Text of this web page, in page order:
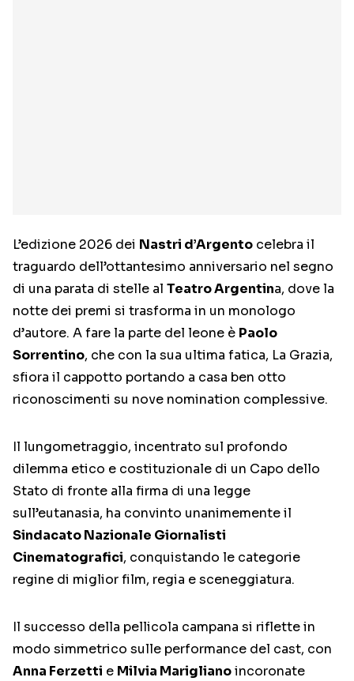
L’edizione 2026 dei Nastri d’Argento celebra il
traguardo dell’ottantesimo anniversario nel segno
di una parata di stelle al Teatro Argentina, dove la
notte dei premi si trasforma in un monologo
d’autore. A fare la parte del leone è Paolo
Sorrentino, che con la sua ultima fatica, La Grazia,
sfiora il cappotto portando a casa ben otto
riconoscimenti su nove nomination complessive.
Il lungometraggio, incentrato sul profondo
dilemma etico e costituzionale di un Capo dello
Stato di fronte alla firma di una legge
sull’eutanasia, ha convinto unanimemente il
Sindacato Nazionale Giornalisti
Cinematografici, conquistando le categorie
regine di miglior film, regia e sceneggiatura.
Il successo della pellicola campana si riflette in
modo simmetrico sulle performance del cast, con
Anna Ferzetti e Milvia Mariglianoincoronate